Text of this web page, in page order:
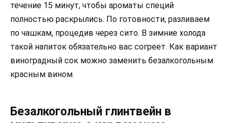
течение 15 минут, чтобы ароматы специй
полностью раскрылись. По готовности, разливаем
по чашкам, процедив через сито. В зимние холода
такой напиток обязательно вас согреет. Как вариант
виноградный сок можно заменить безалкогольным
красным вином.
Безалкогольный глинтвейн в